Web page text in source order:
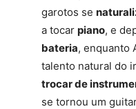
garotos se
a tocar piano, e
bateria, enquanto
talento natural do
trocar de
se tornou um